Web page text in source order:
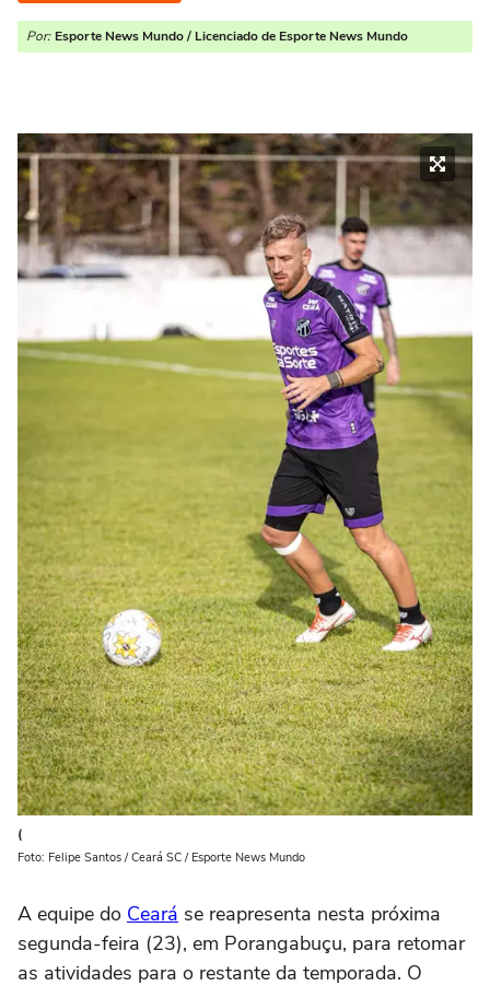
Por: Esporte News Mundo / Licenciado de Esporte News Mundo
(
Foto: Felipe Santos / Ceará SC / Esporte News Mundo
A equipe do Ceará se reapresenta nesta próxima
segunda-feira (23), em Porangabuçu, para retomar
as atividades para o restante da temporada. O